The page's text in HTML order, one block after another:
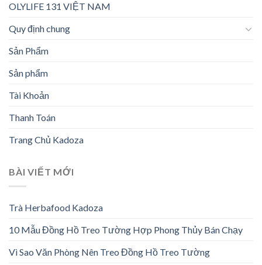
OLYLIFE 131 VIỆT NAM
Quy định chung
Sản Phẩm
Sản phẩm
Tài Khoản
Thanh Toán
Trang Chủ Kadoza
BÀI VIẾT MỚI
Trà Herbafood Kadoza
10 Mẫu Đồng Hồ Treo Tường Hợp Phong Thủy Bán Chạy
Vì Sao Văn Phòng Nên Treo Đồng Hồ Treo Tường